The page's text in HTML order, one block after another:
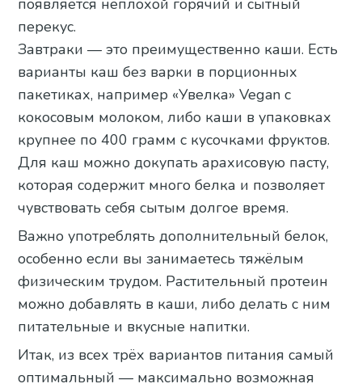
перекус.
Завтраки — это преимущественно каши. Есть
варианты каш без варки в порционных
пакетиках, например «Увелка» Vegan с
кокосовым молоком, либо каши в упаковках
крупнее по 400 грамм с кусочками фруктов.
Для каш можно докупать арахисовую пасту,
которая содержит много белка и позволяет
чувствовать себя сытым долгое время.
Важно употреблять дополнительный белок,
особенно если вы занимаетесь тяжёлым
физическим трудом. Растительный протеин
можно добавлять в каши, либо делать с ним
питательные и вкусные напитки.
Итак, из всех трёх вариантов питания самый
оптимальный — максимально возможная